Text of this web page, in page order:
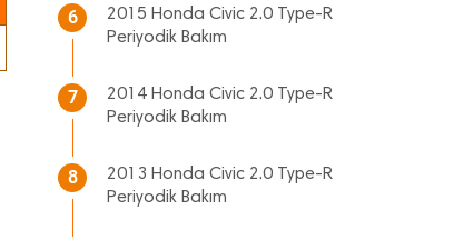
6
2015 Honda Civic 2.0 Type-R
Periyodik Bakım
7
2014 Honda Civic 2.0 Type-R
Periyodik Bakım
8
2013 Honda Civic 2.0 Type-R
Periyodik Bakım